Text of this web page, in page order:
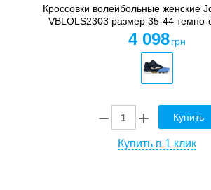
Кроссовки волейбольные женские
VBLOLS2303 размер 35-44 темно-
4 098 грн
Купить
Купить в 1 клик